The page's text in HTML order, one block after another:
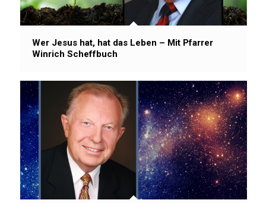
Wer Jesus hat, hat das Leben – Mit Pfarrer
Winrich Scheffbuch